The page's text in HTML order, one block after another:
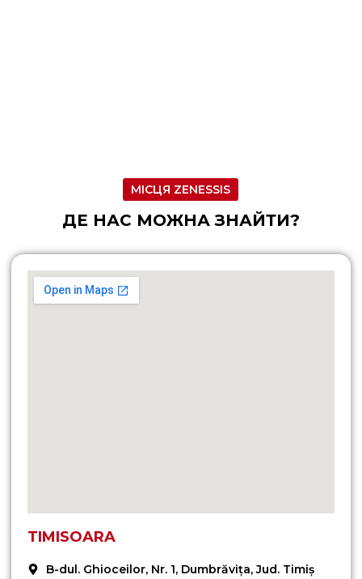
МІСЦЯ ZENESSIS
ДЕ НАС МОЖНА ЗНАЙТИ?
TIMISOARA
B-dul. Ghioceilor, Nr. 1, Dumbrăvița, Jud. Timiș